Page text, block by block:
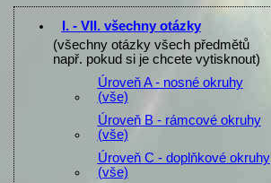
I. - VII. všechny otázky
(všechny otázky všech předmětů
např. pokud si je chcete vytisknout)
Úroveň A - nosné okruhy
(vše)
Úroveň B - rámcové okruhy
(vše)
Úroveň C - doplňkové okruhy
(vše)